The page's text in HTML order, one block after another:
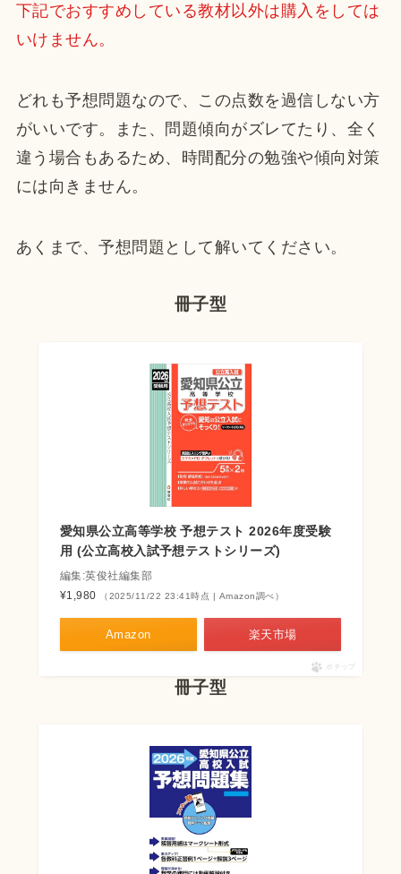
下記でおすすめしている教材以外は購入をしては
いけません。
どれも予想問題なので、この点数を過信しない方
がいいです。また、問題傾向がズレてたり、全く
違う場合もあるため、時間配分の勉強や傾向対策
には向きません。
あくまで、予想問題として解いてください。
冊子型
愛知県公立高等学校 予想テスト 2026年度受験
用 (公立高校入試予想テストシリーズ)
編集:英俊社編集部
¥1,980
（2025/11/22 23:41時点 | Amazon調べ）
Amazon 楽天市場
ポチップ
冊子型